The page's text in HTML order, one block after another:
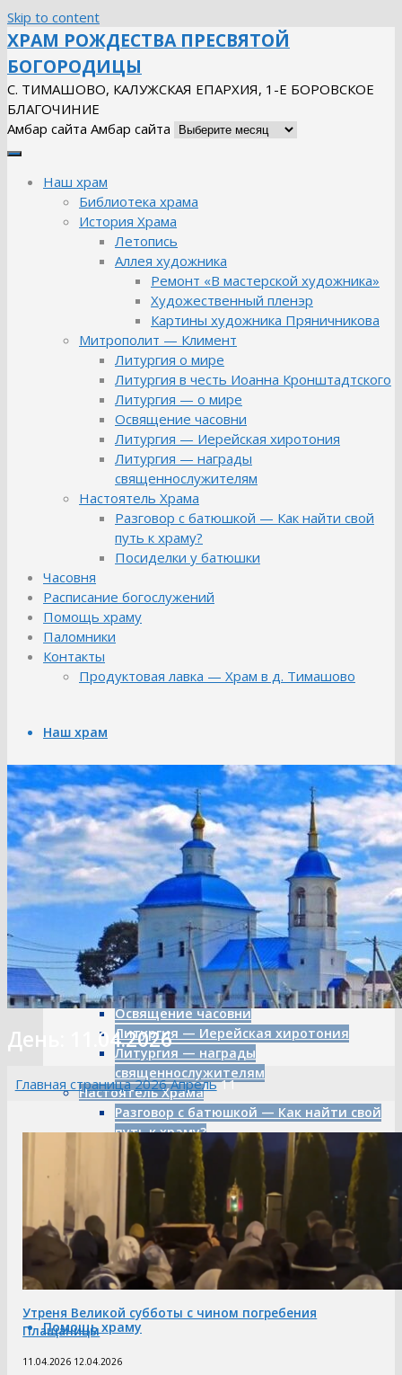
Skip to content
ХРАМ РОЖДЕСТВА ПРЕСВЯТОЙ
БОГОРОДИЦЫ
С. ТИМАШОВО, КАЛУЖСКАЯ ЕПАРХИЯ, 1-Е БОРОВСКОЕ
БЛАГОЧИНИЕ
Амбар сайта Амбар сайта
Наш храм
Библиотека храма
История Храма
Летопись
Аллея художника
Ремонт «В мастерской художника»
Художественный пленэр
Картины художника Пряничникова
Митрополит — Климент
Литургия о мире
Литургия в честь Иоанна Кронштадтского
Литургия — о мире
Освящение часовни
Литургия — Иерейская хиротония
Литургия — награды
священнослужителям
Настоятель Храма
Разговор с батюшкой — Как найти свой
путь к храму?
Посиделки у батюшки
Часовня
Расписание богослужений
Помощь храму
Паломники
Контакты
Продуктовая лавка — Храм в д. Тимашово
Наш храм
Библиотека храма
История Храма
Летопись
Аллея художника
Ремонт «В мастерской художника»
Художественный пленэр
Картины художника Пряничникова
Митрополит — Климент
Литургия о мире
Литургия в честь Иоанна
Кронштадтского
Литургия — о мире
Освящение часовни
Литургия — Иерейская хиротония
Литургия — награды
священнослужителям
Настоятель Храма
Разговор с батюшкой — Как найти свой
путь к храму?
Посиделки у батюшки
Часовня
Расписание богослужений
Помощь храму
День: 11.04.2026
Главная страница 2026 Апрель 11
Утреня Великой субботы с чином погребения
Плащаницы
11.04.2026 12.04.2026